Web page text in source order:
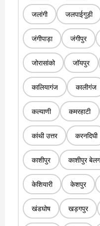
जलांगी जलपाईगुड़ी
जंगीपाड़ा जंगीपुर
जोरासांको जॉयपुर
कालियागंज कालीगंज
कल्याणी कमरहाटी
कांथी उत्तर करनदिघी
काशीपुर काशीपुर
केशियारी केशपुर
खंडघोष खड़गपुर